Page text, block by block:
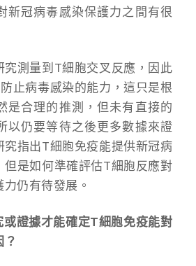
新冠病毒感染保護力之間有很
究測量到T細胞交叉反應，因此
止病毒感染的能力，這只是根
是合理的推測，但未有直接的
以仍要等待之後更多數據來證
究指出T細胞免疫能提供新冠病
但是如何準確評估T細胞反應對
仍有待發展。
或證據才能確定T細胞免疫能對
？